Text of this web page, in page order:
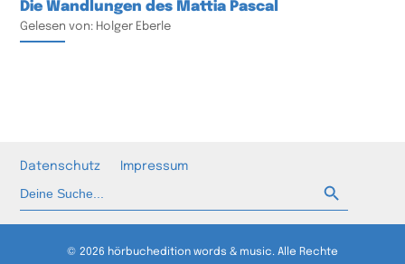
Die Wandlungen des Mattia Pascal
Gelesen von: Holger Eberle
Datenschutz Impressum
nach:
© 2026 hörbuchedition words & music. Alle Rechte